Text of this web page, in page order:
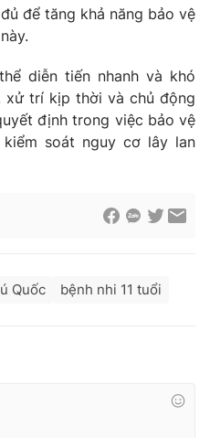
điện tử số 483/GP-BTTTT
024.38 355 932
để tăng khả năng bảo vệ
diễn tiến nhanh và khó
xử trí kịp thời và chủ động
định trong việc bảo vệ
soát nguy cơ lây lan
Quốc bệnh nhi 11 tuổi